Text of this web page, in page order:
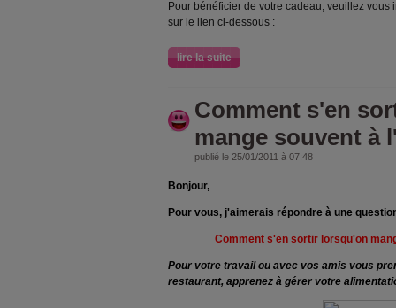
Pour bénéficier de votre cadeau, veuillez
sur le lien ci-dessous :
lire la suite
Comment s'en
mange souvent à
publié le 25/01/2011 à 07:48
Bonjour,
Pour vous, j'aimerais répondre à une
Comment s'en sortir lorsqu'on
Pour votre travail ou avec vos amis vous
restaurant, apprenez à gérer votre